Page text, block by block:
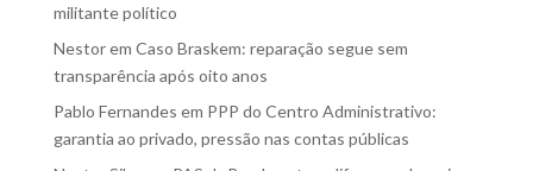
militante político
Nestorem Caso Braskem: reparação segue sem
transparência após oito anos
Pablo Fernandes em PPP do Centro Administrativo:
garantia ao privado, pressão nas contas públicas